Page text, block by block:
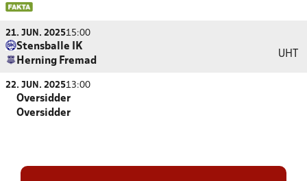
21. JUN. 202515:00
Stensballe IK
Herning Fremad
UHT
22. JUN. 202513:00
Oversidder
Oversidder